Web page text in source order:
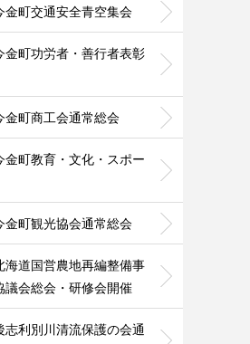
金町交通安全青空集会
金町功労者・善行者表彰
金町商工会通常総会
金町教育・文化・スポー
金町観光協会通常総会
海道国営農地再編整備事
議会総会・研修会開催
志利別川清流保護の会通